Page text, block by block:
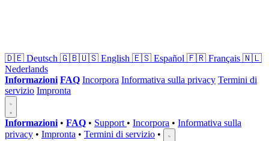
🇩🇪 Deutsch 🇬🇧🇺🇸 English 🇪🇸 Español 🇫🇷 Français 🇳🇱
Nederlands
Informazioni FAQ Incorpora Informativa sulla privacy Termini di
servizio Impronta
Informazioni • FAQ • Support • Incorpora • Informativa sulla
privacy • Impronta • Termini di servizio •